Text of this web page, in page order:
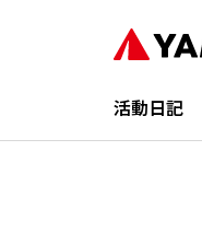
活動日記